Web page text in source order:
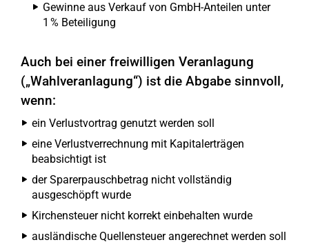
Gewinne aus Verkauf von GmbH-Anteilen unter
1 % Beteiligung
Auch bei einer freiwilligen Veranlagung
(„Wahlveranlagung“) ist die Abgabe sinnvoll,
wenn:
ein Verlustvortrag genutzt werden soll
eine Verlustverrechnung mit Kapitalerträgen
beabsichtigt ist
der Sparerpauschbetrag nicht vollständig
ausgeschöpft wurde
Kirchensteuer nicht korrekt einbehalten wurde
ausländische Quellensteuer angerechnet werden soll